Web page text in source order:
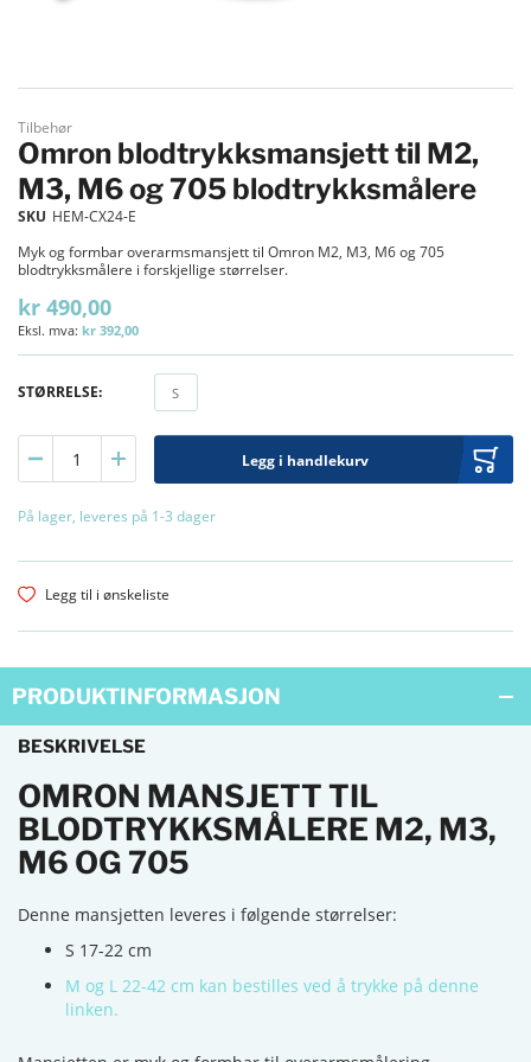
Gå til begynnelsen av bildegalleri
Tilbehør
Omron blodtrykksmansjett til M2,
M3, M6 og 705 blodtrykksmålere
SKU HEM-CX24-E
Myk og formbar overarmsmansjett til Omron M2, M3, M6 og 705
blodtrykksmålere i forskjellige størrelser.
kr 490,00
kr 392,00
STØRRELSE
S S
Legg i handlekurv
På lager, leveres på 1-3 dager
Legg til i ønskeliste
PRODUKTINFORMASJON
BESKRIVELSE
OMRON MANSJETT TIL
BLODTRYKKSMÅLERE M2, M3,
M6 OG 705
Denne mansjetten leveres i følgende størrelser:
S 17-22 cm
M og L 22-42 cm kan bestilles ved å trykke på denne
linken.